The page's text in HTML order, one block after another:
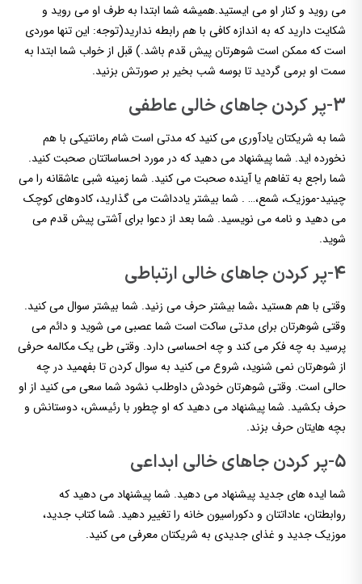
می روید و کنار او می ایستید.همیشه شما ابتدا به طرف او می روید و
شکایت دارید که به اندازه کافی با هم رابطه ندارید(توجه: این تنها موردی
است که ممکن است شوهرتان پیش قدم باشد.) قبل از خواب شما ابتدا به
سمت او برمی گردید تا بوسه شب بخیر بر صورتش بزنید.
3-پر کردن جاهای خالی عاطفی
شما به شریکتان یادآوری می کنید که مدتی است شام رمانتیکی با هم
نخورده اید. شما پیشنهاد می دهید که در مورد احساساتتان صحبت کنید.
شما راجع به تفاهم یا آینده صحبت می کنید. شما زمینه شبی عاشقانه را می
چینید-موزیک، شمع،… . شما بیشتر یادداشت می گذارید، کادوهای کوچک
می دهید و نامه می نویسید. شما بعد از دعوا برای آشتی پیش قدم می
شوید.
4-پر کردن جاهای خالی ارتباطی
وقتی با هم هستید ،شما بیشتر حرف می زنید. شما بیشتر سوال می کنید.
وقتی شوهرتان برای مدتی ساکت است شما عصبی می شوید و دائم می
پرسید به چه فکر می کند و چه احساسی دارد. وقتی طی یک مکالمه حرفی
از شوهرتان نمی شنوید، شروع می کنید به سوال کردن تا بفهمید در چه
حالی است. وقتی شوهرتان خودش داوطلب نشود شما سعی می کنید از او
حرف بکشید. شما پیشنهاد می دهید که او چطور با رئیسش، دوستانش و
بچه هایتان حرف بزند.
5-پر کردن جاهای خالی ابداعی
شما ایده های جدید پیشنهاد می دهید. شما پیشنهاد می دهید که
روابطتان، عاداتتان و دکوراسیون خانه را تغییر دهید. شما کتاب جدید،
موزیک جدید و غذای جدیدی به شریکتان معرفی می کنید.